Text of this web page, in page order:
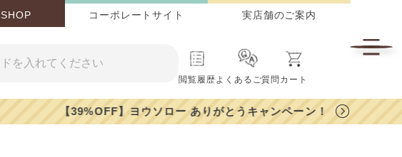
コーポレートサイト 実店舗のご案内
閲覧履歴よくあるご質問 カート